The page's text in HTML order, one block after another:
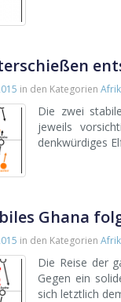
in den Kategorien
Die zwei
jeweils
denkwürdiges
Ghana
in den Kategorien
Die Reise der
Gegen ein
sich letztlich